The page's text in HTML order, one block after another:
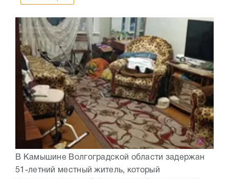
В Камышине Волгоградской области задержан
51-летний местный житель, который